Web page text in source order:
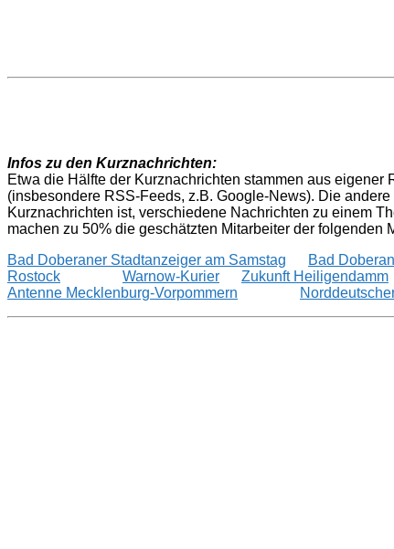
Infos zu den Kurznachrichten:
Etwa die Hälfte der Kurznachrichten stammen aus
(insbesondere RSS-Feeds, z.B. Google-News). Die
Kurznachrichten ist, verschiedene Nachrichten zu einem
machen zu 50% die geschätzten Mitarbeiter der folgenden
Bad Doberaner Stadtanzeiger am Samstag
Bad
Rostock
Warnow-Kurier
Zukunft Heiligendamm
Antenne Mecklenburg-Vorpommern